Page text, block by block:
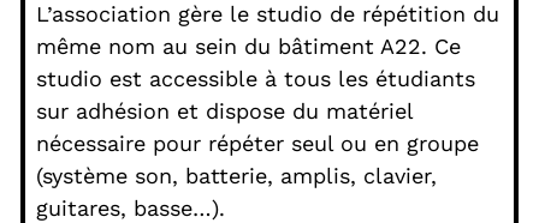
L’association gère le studio de répétition du
même nom au sein du bâtiment A22. Ce
studio est accessible à tous les étudiants
sur adhésion et dispose du matériel
nécessaire pour répéter seul ou en groupe
(système son, batterie, amplis, clavier,
guitares, basse…).